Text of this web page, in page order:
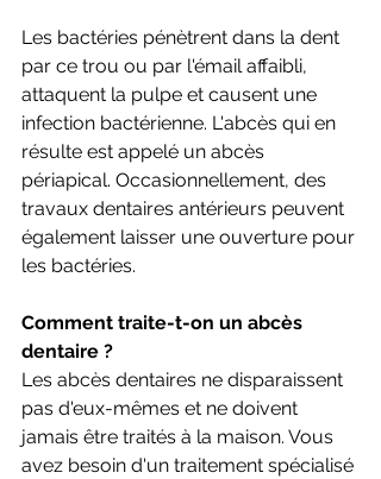
Les bactéries pénètrent dans la dent
par ce trou ou par l'émail affaibli,
attaquent la pulpe et causent une
infection bactérienne. L'abcès qui en
résulte est appelé un abcès
périapical. Occasionnellement, des
travaux dentaires antérieurs peuvent
également laisser une ouverture pour
les bactéries.
Comment traite-t-on un abcès
dentaire ?
Les abcès dentaires ne disparaissent
pas d'eux-mêmes et ne doivent
jamais être traités à la maison. Vous
avez besoin d'un traitement spécialisé